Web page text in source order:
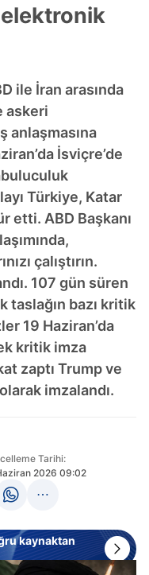
ile İran arasında
askeri
anlaşmasına
İsviçre’de
Türkiye, Katar
etti. ABD Başkanı
çalıştırın.
107 gün süren
taslağın bazı kritik
19 Haziran’da
kritik imza
zaptı Trump ve
imzalandı.
Tarihi:
2026 09:02
kaynaktan